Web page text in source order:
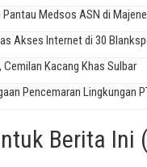
Medsos ASN di Majene
Kacang Khas Sulbar
Berita Ini